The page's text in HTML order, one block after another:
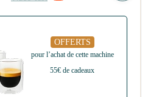
OFFERTS
pour l’achat de cette machine
55€ de cadeaux